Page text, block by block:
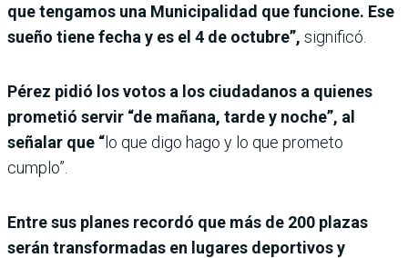
que tengamos una Municipalidad que funcione. Ese
sueño tiene fecha y es el 4 de octubre”, significó.
Pérez pidió los votos a los ciudadanos a quienes
prometió servir “de mañana, tarde y noche”, al
señalar que “ lo que digo hago y lo que prometo
cumplo”.
Entre sus planes recordó que más de 200 plazas
serán transformadas en lugares deportivos y